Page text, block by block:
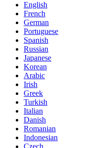
English
French
German
Portuguese
Spanish
Russian
Japanese
Korean
Arabic
Irish
Greek
Turkish
Italian
Danish
Romanian
Indonesian